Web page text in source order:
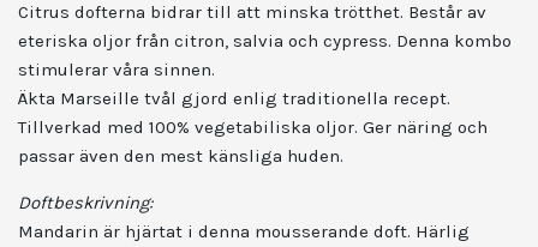
Citrus dofterna bidrar till att minska trötthet. Består av
eteriska oljor från citron, salvia och cypress. Denna kombo
stimulerar våra sinnen.
Äkta Marseille tvål gjord enlig traditionella recept.
Tillverkad med 100% vegetabiliska oljor. Ger näring och
passar även den mest känsliga huden.
Doftbeskrivning:
Mandarin är hjärtat i denna mousserande doft. Härlig